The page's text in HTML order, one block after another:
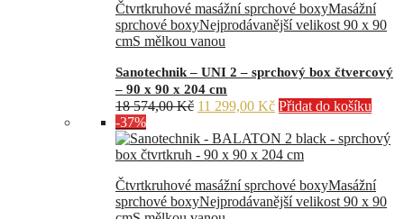
Čtvrtkruhové masážní sprchové boxyMasážní
sprchové boxyNejprodávanější velikost 90 x 90
cmS mělkou vanou
Sanotechnik – UNI 2 – sprchový box čtvercový
– 90 x 90 x 204 cm
18 574,00Kč Původní
byla:
18
11 299,00 KčAktuální
je:
11
Přidat do košíku
-37%
Čtvrtkruhové masážní sprchové boxyMasážní
sprchové boxyNejprodávanější velikost 90 x 90